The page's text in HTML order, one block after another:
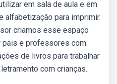
em sala de aula e em
alfabetização para imprimir.
criamos esse espaço
pais e professores com.
de livros para trabalhar
com crianças.